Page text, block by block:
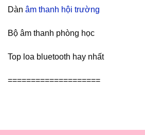
Dàn âm thanh hội trường
Bộ âm thanh phòng học
Top loa bluetooth hay nhất
====================